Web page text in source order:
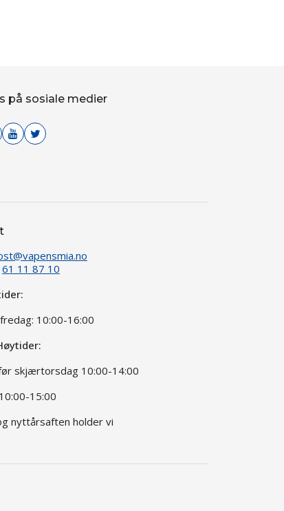
på sosiale medier
61 11 87 10
10:00-16:00
skjærtorsdag 10:00-14:00
15:00
nyttårsaften holder vi